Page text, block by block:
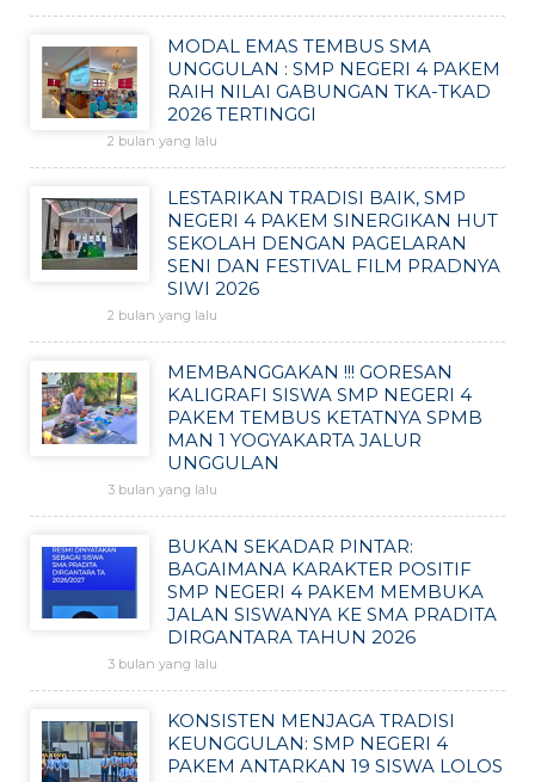
MODAL EMAS TEMBUS SMA
UNGGULAN : SMP NEGERI 4 PAKEM
RAIH NILAI GABUNGAN TKA-TKAD
2026 TERTINGGI
2 bulan yang lalu
LESTARIKAN TRADISI BAIK, SMP
NEGERI 4 PAKEM SINERGIKAN HUT
SEKOLAH DENGAN PAGELARAN
SENI DAN FESTIVAL FILM PRADNYA
SIWI 2026
2 bulan yang lalu
MEMBANGGAKAN !!! GORESAN
KALIGRAFI SISWA SMP NEGERI 4
PAKEM TEMBUS KETATNYA SPMB
MAN 1 YOGYAKARTA JALUR
UNGGULAN
3 bulan yang lalu
BUKAN SEKADAR PINTAR:
BAGAIMANA KARAKTER POSITIF
SMP NEGERI 4 PAKEM MEMBUKA
JALAN SISWANYA KE SMA PRADITA
DIRGANTARA TAHUN 2026
3 bulan yang lalu
KONSISTEN MENJAGA TRADISI
KEUNGGULAN: SMP NEGERI 4
PAKEM ANTARKAN 19 SISWA LOLOS